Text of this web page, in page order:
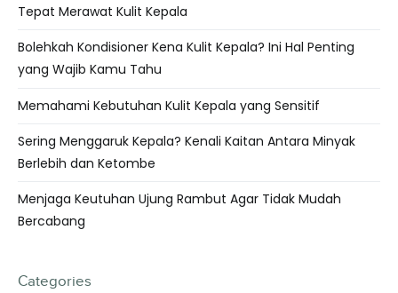
Tepat Merawat Kulit Kepala
Bolehkah Kondisioner Kena Kulit Kepala? Ini Hal Penting
yang Wajib Kamu Tahu
Memahami Kebutuhan Kulit Kepala yang Sensitif
Sering Menggaruk Kepala? Kenali Kaitan Antara Minyak
Berlebih dan Ketombe
Menjaga Keutuhan Ujung Rambut Agar Tidak Mudah
Bercabang
Categories